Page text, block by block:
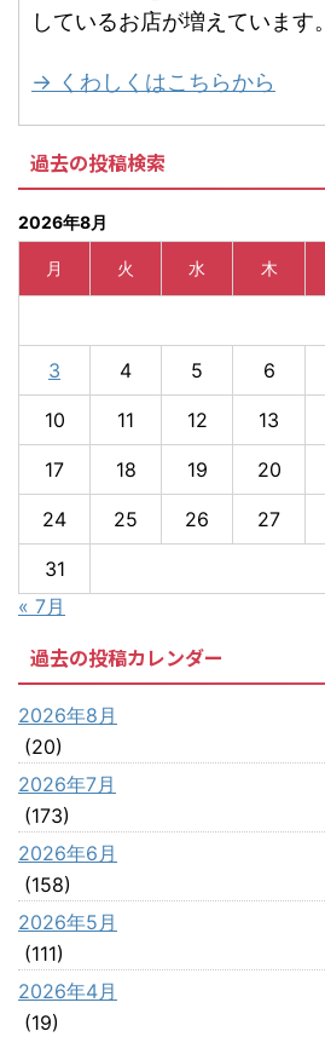
しているお店が増えています。
→ くわしくはこちらから
過去の投稿検索
2026年8月
月 火 水 木
3 4 5 6
10 11 12 13
17 18 19 20
24 25 26 27
31
« 7月
過去の投稿カレンダー
2026年8月
(20)
2026年7月
(173)
2026年6月
(158)
2026年5月
(111)
2026年4月
(19)